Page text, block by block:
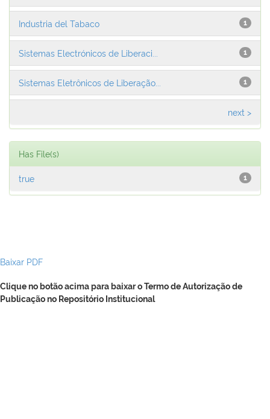
1
Industria del Tabaco
1
Sistemas Electrónicos de Liberaci...
1
Sistemas Eletrônicos de Liberação...
next >
Has File(s)
1
true
Baixar PDF
Clique no botão acima para baixar o Termo de Autorização de
Publicação no Repositório Institucional